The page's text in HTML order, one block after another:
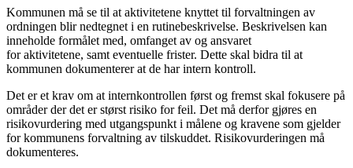
Kommunen må se til at aktivitetene knyttet til forvaltningen av
ordningen blir nedtegnet i en rutinebeskrivelse. Beskrivelsen kan
inneholde formålet med, omfanget av og ansvaret
for aktivitetene, samt eventuelle frister. Dette skal bidra til at
kommunen dokumenterer at de har intern kontroll.
Det er et krav om at internkontrollen først og fremst skal fokusere på
områder der det er størst risiko for feil. Det må derfor gjøres en
risikovurdering med utgangspunkt i målene og kravene som gjelder
for kommunens forvaltning av tilskuddet. Risikovurderingen må
dokumenteres.